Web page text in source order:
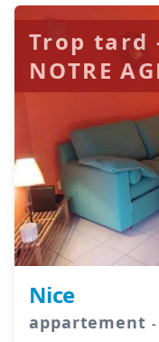
Trop tard -
NOTRE
Nice
appartement